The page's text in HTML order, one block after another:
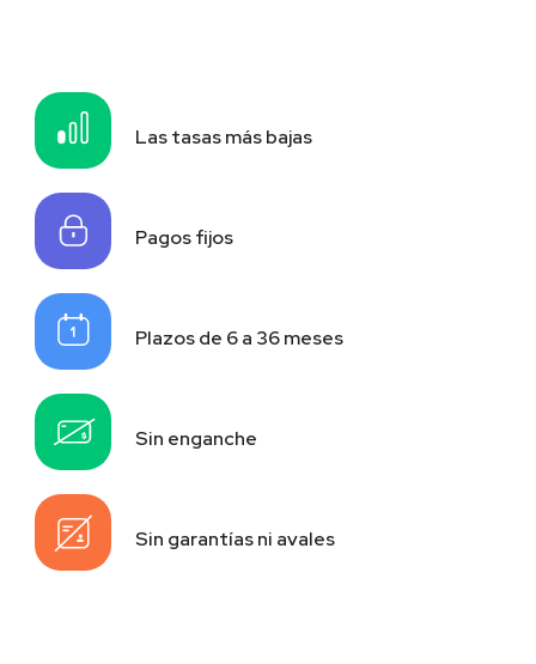
Las tasas más bajas
Pagos fijos
Plazos de 6 a 36 meses
Sin enganche
Sin garantías ni avales